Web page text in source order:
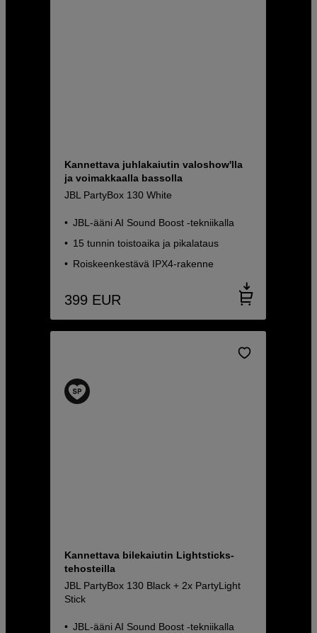
Kannettava juhlakaiutin valoshow'lla
ja voimakkaalla bassolla
JBL PartyBox 130 White
JBL-ääni AI Sound Boost -tekniikalla
15 tunnin toistoaika ja pikalataus
Roiskeenkestävä IPX4-rakenne
399 EUR
Kannettava bilekaiutin Lightsticks-
tehosteilla
JBL PartyBox 130 Black + 2x PartyLight
Stick
JBL-ääni AI Sound Boost -tekniikalla